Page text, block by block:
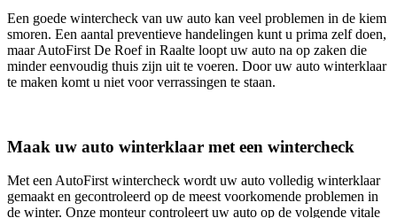
Een goede wintercheck van uw auto kan veel problemen in de kiem
smoren. Een aantal preventieve handelingen kunt u prima zelf doen,
maar AutoFirst De Roef in Raalte loopt uw auto na op zaken die
minder eenvoudig thuis zijn uit te voeren. Door uw auto winterklaar
te maken komt u niet voor verrassingen te staan.
Maak uw auto winterklaar met een wintercheck
Met een AutoFirst wintercheck wordt uw auto volledig winterklaar
gemaakt en gecontroleerd op de meest voorkomende problemen in
de winter. Onze monteur controleert uw auto op de volgende vitale